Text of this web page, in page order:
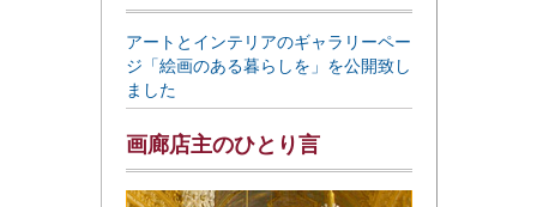
アートとインテリアのギャラリーペー
ジ「絵画のある暮らしを」を公開致し
ました
画廊店主のひとり言